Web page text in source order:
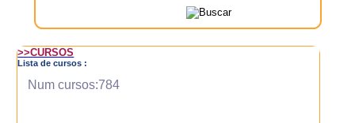
>>CURSOS
Lista de cursos :
Num cursos:784